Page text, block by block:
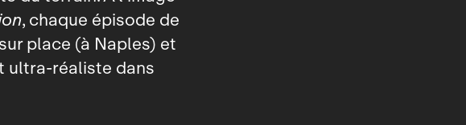
, chaque épisode de
place (à Naples) et
ultra‑réaliste dans